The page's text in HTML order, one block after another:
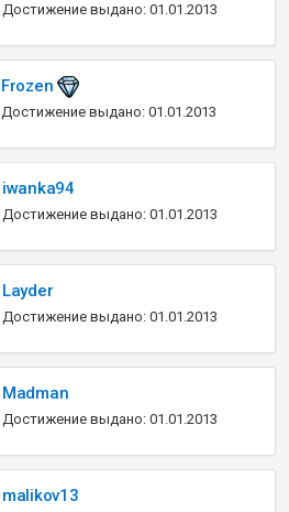
Достижение выдано: 01.01.2013
Frozen
Достижение выдано: 01.01.2013
iwanka94
Достижение выдано: 01.01.2013
Layder
Достижение выдано: 01.01.2013
Madman
Достижение выдано: 01.01.2013
malikov13